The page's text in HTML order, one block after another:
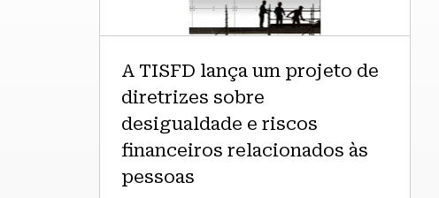
A TISFD lança um projeto de
diretrizes sobre
desigualdade e riscos
financeiros relacionados às
pessoas
diretrizes
sobre
desigualdade
riscos
financeiros